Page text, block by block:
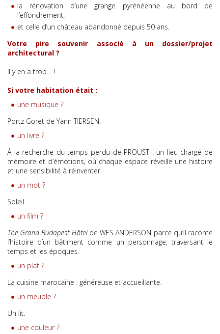
la rénovation d’une grange pyrénéenne au bord de
l’effondrement,
et celle d’un château abandonné depuis 50 ans.
Votre pire souvenir associé à un dossier/projet
architectural ?
Il y en a trop… !
Si votre habitation était :
une musique ?
Portz Goret de Yann TIERSEN.
un livre ?
À la recherche du temps perdu de PROUST : un lieu chargé de
mémoire et d’émotions, où chaque espace réveille une histoire
et une sensibilité à réinventer.
un mot ?
Soleil.
un film ?
The Grand Budapest Hôtel de WES ANDERSON parce qu’il raconte
l’histoire d’un bâtiment comme un personnage, traversant le
temps et les époques.
un plat ?
La cuisine marocaine : généreuse et accueillante.
un meuble ?
Un lit.
une couleur ?